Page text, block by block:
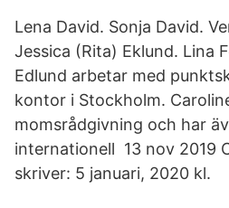
Lena David. Sonja David.
Jessica (Rita) Eklund. Lina
Edlund arbetar med
kontor i Stockholm.
momsrådgivning och har
internationell 13 nov 2019
skriver: 5 januari, 2020 kl.